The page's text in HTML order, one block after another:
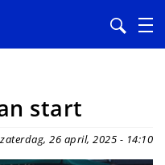
start
26 april, 2025 - 14:10